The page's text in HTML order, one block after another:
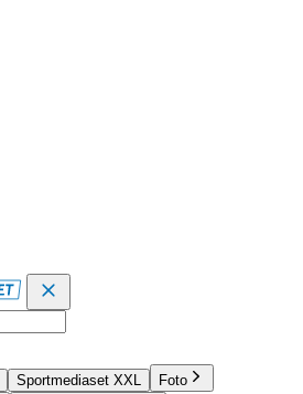
Sportmediaset XXL
Foto